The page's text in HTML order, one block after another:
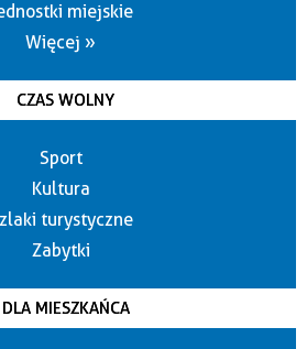
miejskie
Więcej »
CZAS WOLNY
Sport
Kultura
turystyczne
Zabytki
DLA MIESZKAŃCA